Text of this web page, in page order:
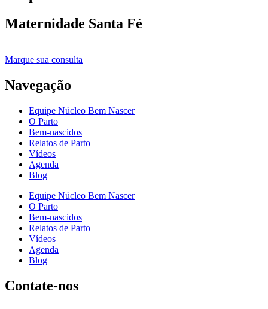
Maternidade Santa Fé
Marque sua consulta
Navegação
Equipe Núcleo Bem Nascer
O Parto
Bem-nascidos
Relatos de Parto
Vídeos
Agenda
Blog
Equipe Núcleo Bem Nascer
O Parto
Bem-nascidos
Relatos de Parto
Vídeos
Agenda
Blog
Contate-nos